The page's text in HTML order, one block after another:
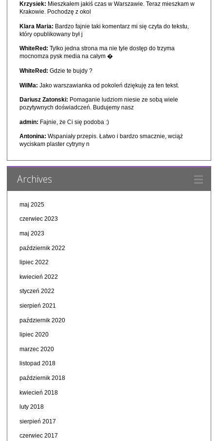
Krzysiek: Mieszkałem jakiś czas w Warszawie. Teraz mieszkam w
Krakowie. Pochodzę z okol
Klara Maria: Bardzo fajnie taki komentarz mi się czyta do tekstu,
który opublikowany był j
WhiteRed: Tylko jedna strona ma nie tyle dostęp do trzyma
mocnomza pysk media na całym �
WhiteRed: Gdzie te bujdy ?
WilMa: Jako warszawianka od pokoleń dziękuję za ten tekst.
Dariusz Zatonski: Pomaganie ludziom niesie ze sobą wiele
pozytywnych doświadczeń. Budujemy nasz
admin: Fajnie, że Ci się podoba :)
Antonina: Wspaniały przepis. Łatwo i bardzo smacznie, wciąż
wyciskam plaster cytryny n
Archives
maj 2025
czerwiec 2023
maj 2023
październik 2022
lipiec 2022
kwiecień 2022
styczeń 2022
sierpień 2021
październik 2020
lipiec 2020
marzec 2020
listopad 2018
październik 2018
kwiecień 2018
luty 2018
sierpień 2017
czerwiec 2017